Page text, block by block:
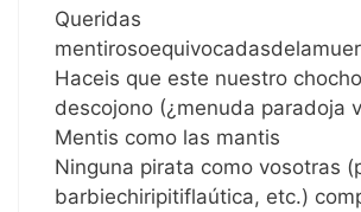
Queridas
Haceis que este nuestro
descojono (¿menuda paradoja
Mentis como las mantis
Ninguna pirata como vosotras
barbiechiripitiflaútica, etc.)